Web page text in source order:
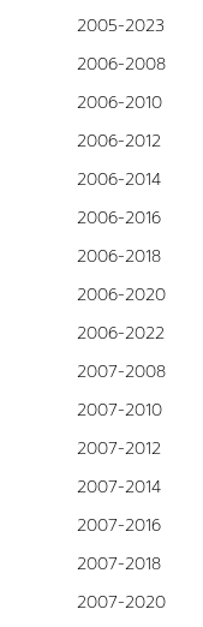
2005-2023
2006-2008
2006-2010
2006-2012
2006-2014
2006-2016
2006-2018
2006-2020
2006-2022
2007-2008
2007-2010
2007-2012
2007-2014
2007-2016
2007-2018
2007-2020